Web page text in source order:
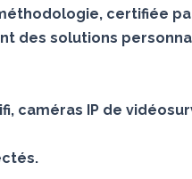
certifiée
des solutions
caméras IP de